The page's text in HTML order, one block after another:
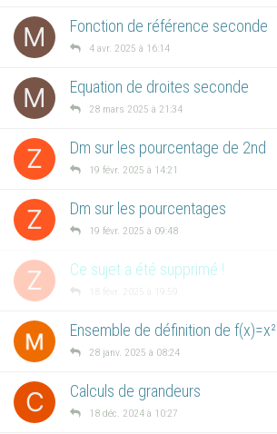
M Fonction de référence seconde
4 avr. 2025 à 16:14
M Equation de droites seconde
28 mars 2025 à 21:34
Z Dm sur les pourcentage de 2nd
19 févr. 2025 à 14:21
Z Dm sur les pourcentages
19 févr. 2025 à 09:48
Z Ce sujet a été supprimé !
18 févr. 2025 à 19:59
Ensemble de définition de f(x)=x²
28 janv. 2025 à 08:24
C Calculs de grandeurs
18 déc. 2024 à 10:27